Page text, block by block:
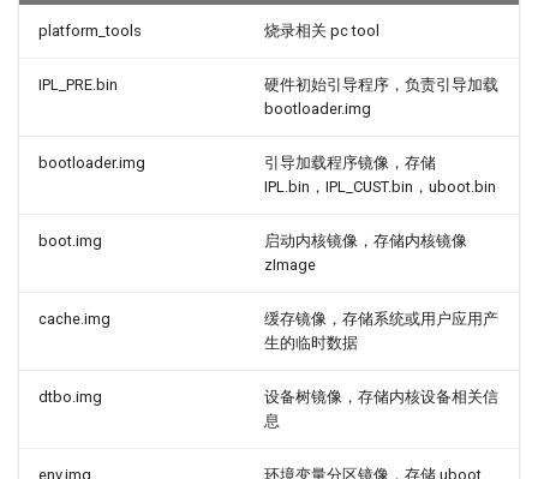
platform_tools 烧录相关 pc tool
IPL_PRE.bin
硬件初始引导程序，负责引导加载
bootloader.img
bootloader.img
引导加载程序镜像，存储
IPL.bin，IPL_CUST.bin，uboot.bin
boot.img
启动内核镜像，存储内核镜像
zImage
cache.img
缓存镜像，存储系统或用户应用产
生的临时数据
dtbo.img
设备树镜像，存储内核设备相关信
息
env.img 环境变量分区镜像，存储 uboot